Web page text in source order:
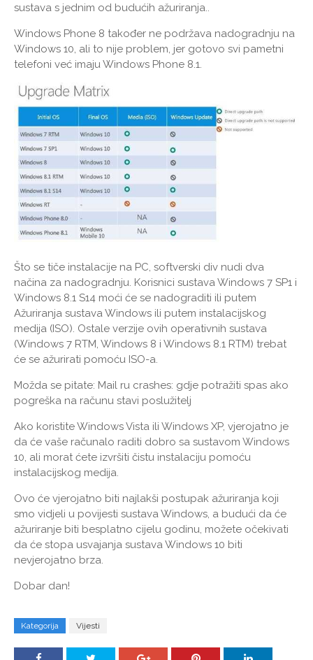
sustava s jednim od budućih ažuriranja..
Windows Phone 8 također ne podržava nadogradnju na
Windows 10, ali to nije problem, jer gotovo svi pametni
telefoni već imaju Windows Phone 8.1.
Što se tiče instalacije na PC, softverski div nudi dva
načina za nadogradnju. Korisnici sustava Windows 7 SP1 i
Windows 8.1 S14 moći će se nadograditi ili putem
Ažuriranja sustava Windows ili putem instalacijskog
medija (ISO). Ostale verzije ovih operativnih sustava
(Windows 7 RTM, Windows 8 i Windows 8.1 RTM) trebat
će se ažurirati pomoću ISO-a.
Možda se pitate: Mail ru crashes: gdje potražiti spas ako
pogreška na računu stavi poslužitelj
Ako koristite Windows Vista ili Windows XP, vjerojatno je
da će vaše računalo raditi dobro sa sustavom Windows
10, ali morat ćete izvršiti čistu instalaciju pomoću
instalacijskog medija.
Ovo će vjerojatno biti najlakši postupak ažuriranja koji
smo vidjeli u povijesti sustava Windows, a budući da će
ažuriranje biti besplatno cijelu godinu, možete očekivati ​​
da će stopa usvajanja sustava Windows 10 biti
nevjerojatno brza.
Dobar dan!
Kategorija Vijesti